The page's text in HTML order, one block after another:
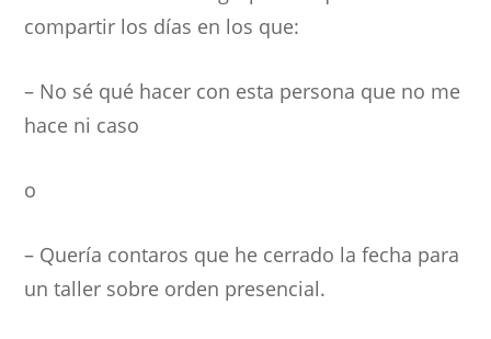
compartir los días en los que:
– No sé qué hacer con esta persona que no me
hace ni caso
o
– Quería contaros que he cerrado la fecha para
un taller sobre orden presencial.